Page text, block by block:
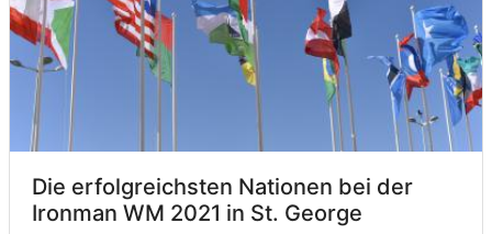
Die erfolgreichsten Nationen bei der
Ironman WM 2021 in St. George